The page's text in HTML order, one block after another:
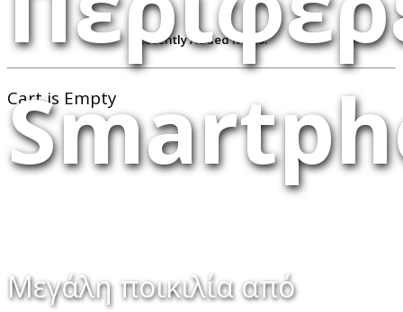
Recently Added Items:
Cart is Empty
Μεγάλη ποικιλία από